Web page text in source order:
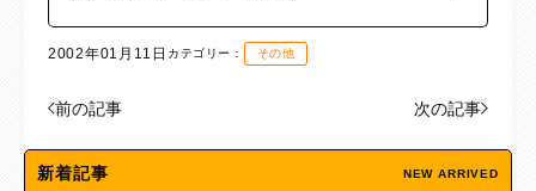
2002年01月11日 カテゴリー： その他
前の記事 次の記事
新着記事 NEW ARRIVED